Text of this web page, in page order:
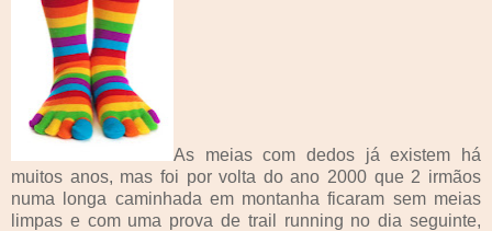
As meias com dedos já existem há
muitos anos, mas foi por volta do ano 2000 que 2 irmãos
numa longa caminhada em montanha ficaram sem meias
limpas e com uma prova de trail running no dia seguinte,